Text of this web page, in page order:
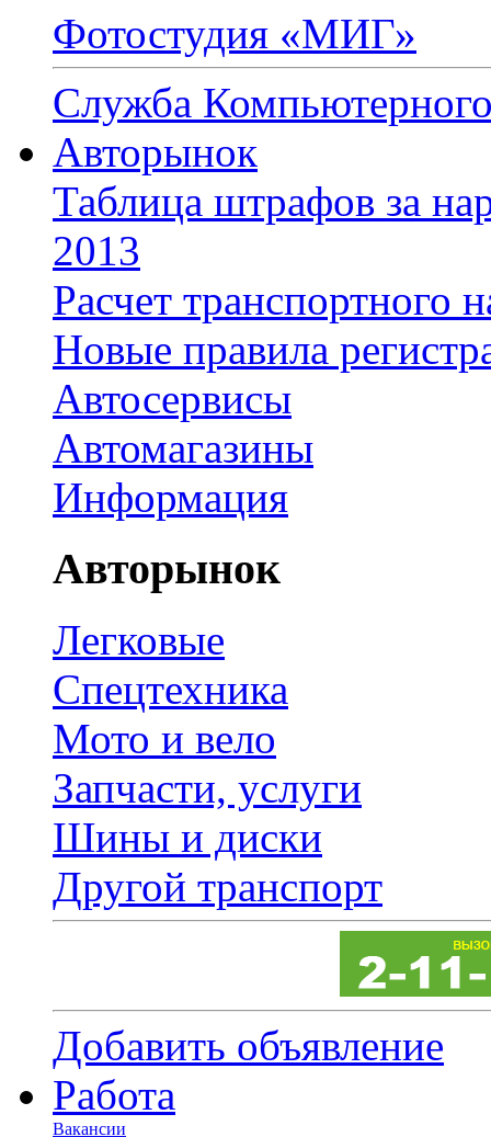
Фотостудия «МИГ»
Служба
Авторынок
Таблица штрафов за
2013
Расчет транспортного
Новые правила
Автосервисы
Автомагазины
Информация
Авторынок
Легковые
Спецтехника
Мото и вело
Запчасти, услуги
Шины и диски
Другой транспорт
Добавить объявление
Работа
Вакансии